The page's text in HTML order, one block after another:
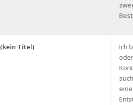
(kein Titel)
Ich